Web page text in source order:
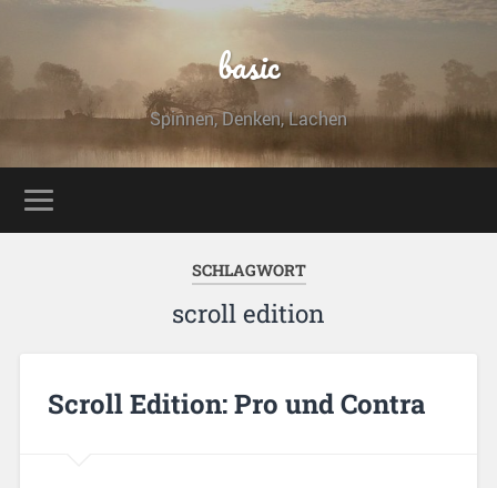
basic
Spinnen, Denken, Lachen
SCHLAGWORT
scroll edition
Scroll Edition: Pro und Contra